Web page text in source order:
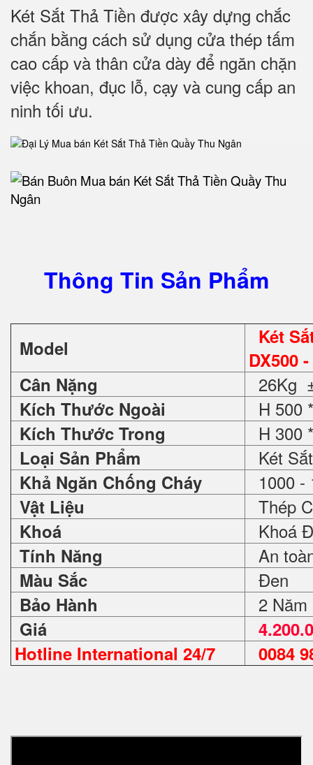
Két Sắt Thả Tiền được xây dựng chắc
chắn bằng cách sử dụng cửa thép tấm
cao cấp và thân cửa dày để ngăn chặn
việc khoan, đục lỗ, cạy và cung cấp an
ninh tối ưu.
Thông Tin Sản Phẩm
Model
Két
DX500
Cân Nặng
26Kg
Kích Thước Ngoài H 500
Kích Thước Trong H 300
Loại Sản Phẩm Két
Khả Ngăn Chống Cháy 1000 -
Vật Liệu Thép
Khoá Khoá
Tính Năng An
Màu Sắc Đen
Bảo Hành 2 Năm
Giá
Hotline International 24/7
0084